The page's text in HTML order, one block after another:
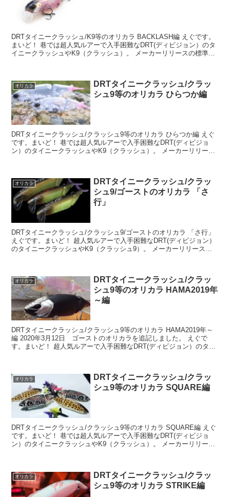
DRTタイニークラッシュ/K9等のオリカラ BACKLASH編 えぐです。
まいど！ 巷では超人気ルアーで入手困難なDRT(ディビジョン）のタ
イニークラッシュやK9（クラッシュ）。 メーカーリリースの標準カ
オリカラ
DRTタイニークラッシュ/クラッ
シュ9等のオリカラ ひらつか編
DRTタイニークラッシュ/クラッシュ9等のオリカラ ひらつか編 えぐ
です。まいど！ 巷では超人気ルアーで入手困難なDRT(ディビジョ
ン）のタイニークラッシュやK9（クラッシュ）。 メーカーリリース
オリカラ
DRTタイニークラッシュ/クラッ
シュ9/ゴーストのオリカラ 「さ
行」
DRTタイニークラッシュ/クラッシュ9/ゴーストのオリカラ 「さ行」
えぐです。まいど！ 超人気ルアーで入手困難なDRT(ディビジョン）
のタイニークラッシュやK9（クラッシュ9）。 メーカーリリースの
オリカラ
DRTタイニークラッシュ/クラッ
シュ9等のオリカラ HAMA2019年
～編
DRTタイニークラッシュ/クラッシュ9等のオリカラ HAMA2019年～
編 2020年3月12日 ゴーストのオリカラを追記しました。 えぐで
す。まいど！ 超人気ルアーで入手困難なDRT(ディビジョン）のタイ
オリカラ
DRTタイニークラッシュ/クラッ
シュ9等のオリカラ SQUARE編
DRTタイニークラッシュ/クラッシュ9等のオリカラ SQUARE編 えぐ
です。まいど！ 巷では超人気ルアーで入手困難なDRT(ディビジョ
ン）のタイニークラッシュやK9（クラッシュ）。 メーカーリリース
オリカラ
DRTタイニークラッシュ/クラッ
シュ9等のオリカラ STRIKE編